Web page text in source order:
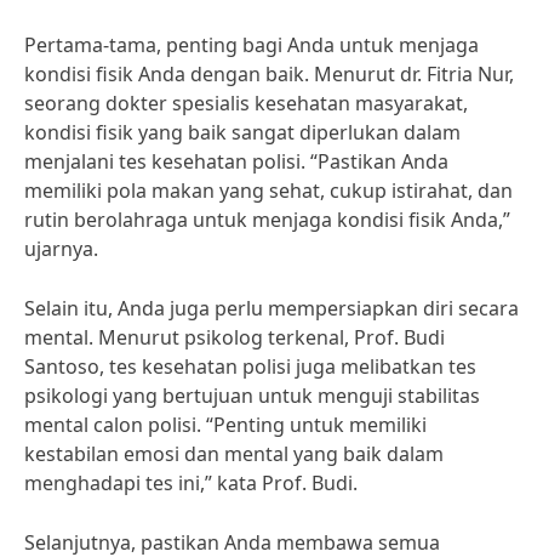
Pertama-tama, penting bagi Anda untuk menjaga
kondisi fisik Anda dengan baik. Menurut dr. Fitria Nur,
seorang dokter spesialis kesehatan masyarakat,
kondisi fisik yang baik sangat diperlukan dalam
menjalani tes kesehatan polisi. “Pastikan Anda
memiliki pola makan yang sehat, cukup istirahat, dan
rutin berolahraga untuk menjaga kondisi fisik Anda,”
ujarnya.
Selain itu, Anda juga perlu mempersiapkan diri secara
mental. Menurut psikolog terkenal, Prof. Budi
Santoso, tes kesehatan polisi juga melibatkan tes
psikologi yang bertujuan untuk menguji stabilitas
mental calon polisi. “Penting untuk memiliki
kestabilan emosi dan mental yang baik dalam
menghadapi tes ini,” kata Prof. Budi.
Selanjutnya, pastikan Anda membawa semua